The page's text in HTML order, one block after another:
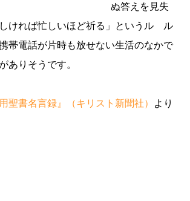
ぬ答えを見失
ければ忙しいほど祈る」というル ル
帯電話が片時も放せない生活のなかで
ありそうです。
用聖書名言録』（キリスト新聞社） より